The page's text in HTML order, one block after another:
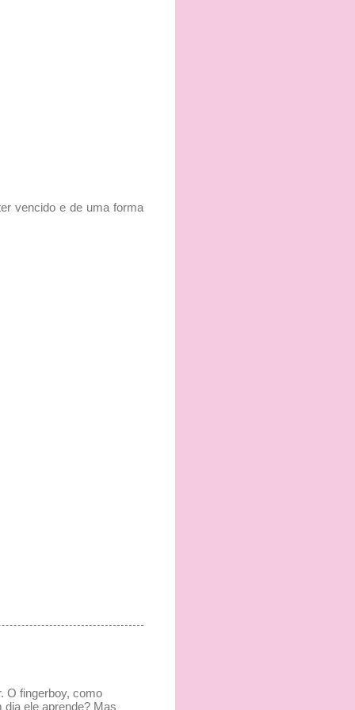
vencido e de uma forma
O fingerboy, como
ele aprende? Mas